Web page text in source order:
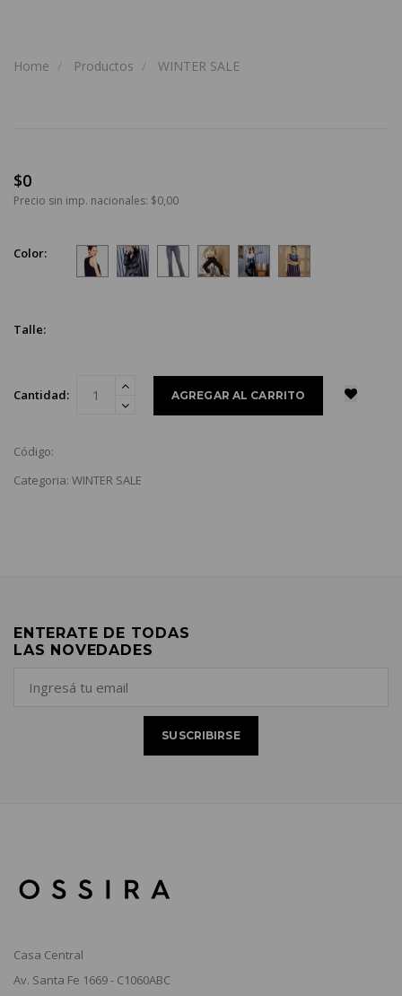
Home Productos WINTER SALE
$0
Precio sin imp. nacionales: $0,00
Color:
Talle:
Cantidad:
Código:
Categoria: WINTER SALE
ENTERATE DE TODAS
LAS NOVEDADES
Casa Central
Av. Santa Fe 1669 - C1060ABC